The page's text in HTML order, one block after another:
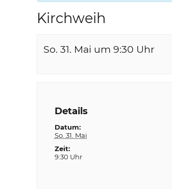
Kirchweih
So. 31. Mai um 9:30 Uhr
Details
Datum:
So. 31. Mai
Zeit:
9:30 Uhr